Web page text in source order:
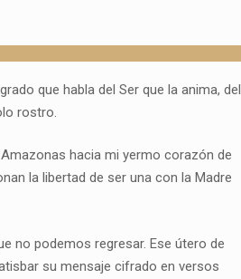
que habla del Ser que la anima, del
rostro.
hacia mi yermo corazón de
la libertad de ser una con la Madre
no podemos regresar. Ese útero de
su mensaje cifrado en versos